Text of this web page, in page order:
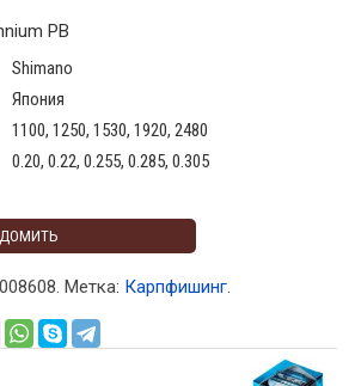
PB
Shimano
Япония
1100, 1250, 1530, 1920, 2480
0.20, 0.22, 0.255, 0.285, 0.305
. Метка: Карпфишинг.